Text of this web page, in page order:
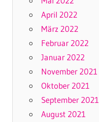
April 2022
März 2022
Februar 2022
Januar 2022
November 2021
Oktober 2021
September 2021
August 2021